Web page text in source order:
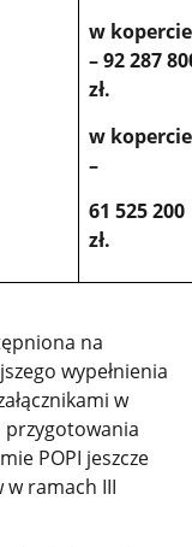
w
– 92 287
zł.
w
–
61 525 200
zł.
na
wypełnienia
w
przygotowania
POPI jeszcze
ramach III